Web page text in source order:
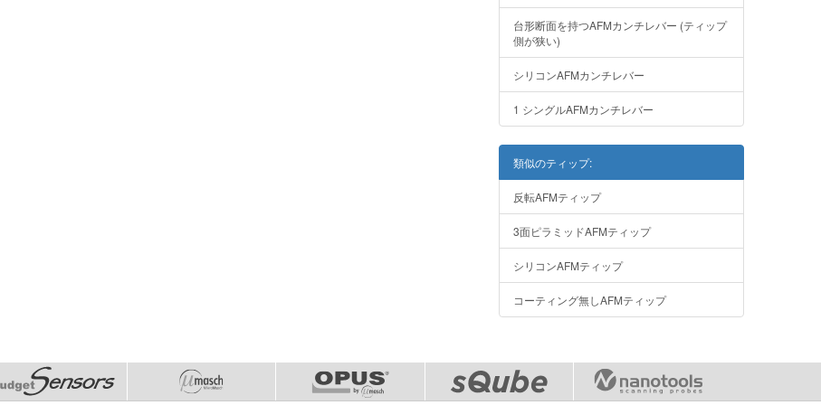
台形断面を持つAFMカンチレバー (ティップ
側が狭い)
シリコンAFMカンチレバー
1 シングルAFMカンチレバー
類似のティップ:
反転AFMティップ
3面ピラミッドAFMティップ
シリコンAFMティップ
コーティング無しAFMティップ